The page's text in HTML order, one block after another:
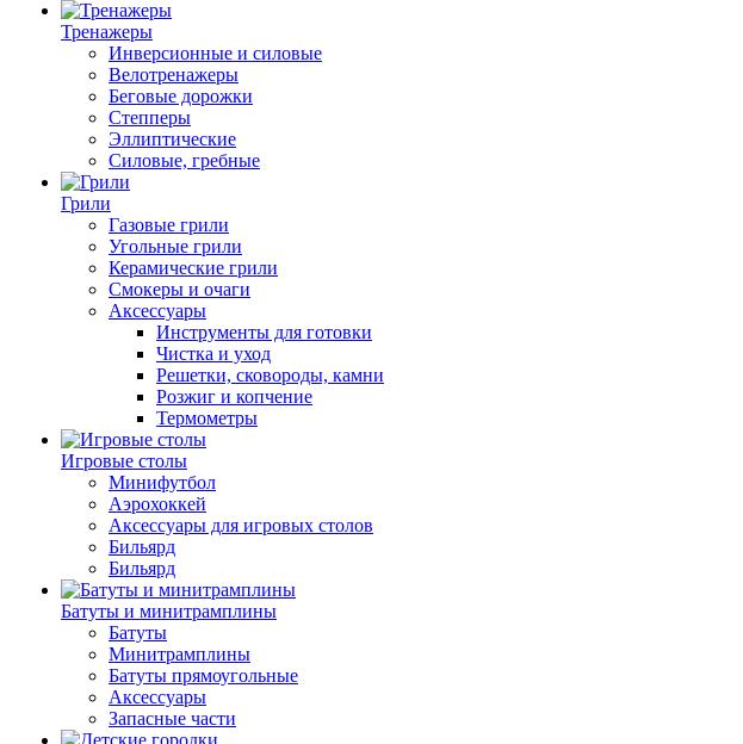
Тренажеры
Инверсионные и силовые
Велотренажеры
Беговые дорожки
Степперы
Эллиптические
Силовые, гребные
Грили
Газовые грили
Угольные грили
Керамические грили
Смокеры и очаги
Аксессуары
Инструменты для готовки
Чистка и уход
Решетки, сковороды, камни
Розжиг и копчение
Термометры
Игровые столы
Минифутбол
Аэрохоккей
Аксессуары для игровых столов
Бильяpд
Бильяpд
Батуты и минитрамплины
Батуты
Минитрамплины
Батуты прямоугольные
Аксессуары
Запасные части